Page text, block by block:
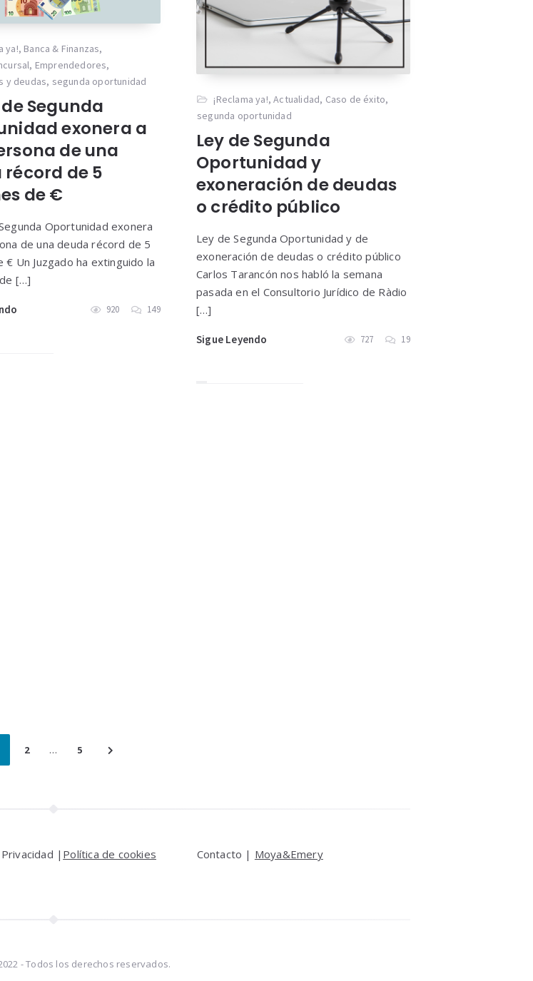
¡Reclama ya!,Actualidad, Caso de éxito,
segunda oportunidad
Ley de Segunda
Oportunidad y
exoneración de deudas
o crédito público
Ley de Segunda Oportunidad y de
exoneración de deudas o crédito público
Carlos Tarancón nos habló la semana
pasada en el Consultorio Jurídico de Ràdio
[…]
Sigue Leyendo 727 19
ya!, Banca & Finanzas,
, Emprendedores,
y deudas, segunda oportunidad
de Segunda
exonera a
de una
récord de 5
de €
Oportunidad exonera
de una deuda récord de 5
€ Un Juzgado ha extinguido la
[…]
920 149
2 … 5
| Política de cookies Contacto | Moya&Emery
- Todos los derechos reservados.